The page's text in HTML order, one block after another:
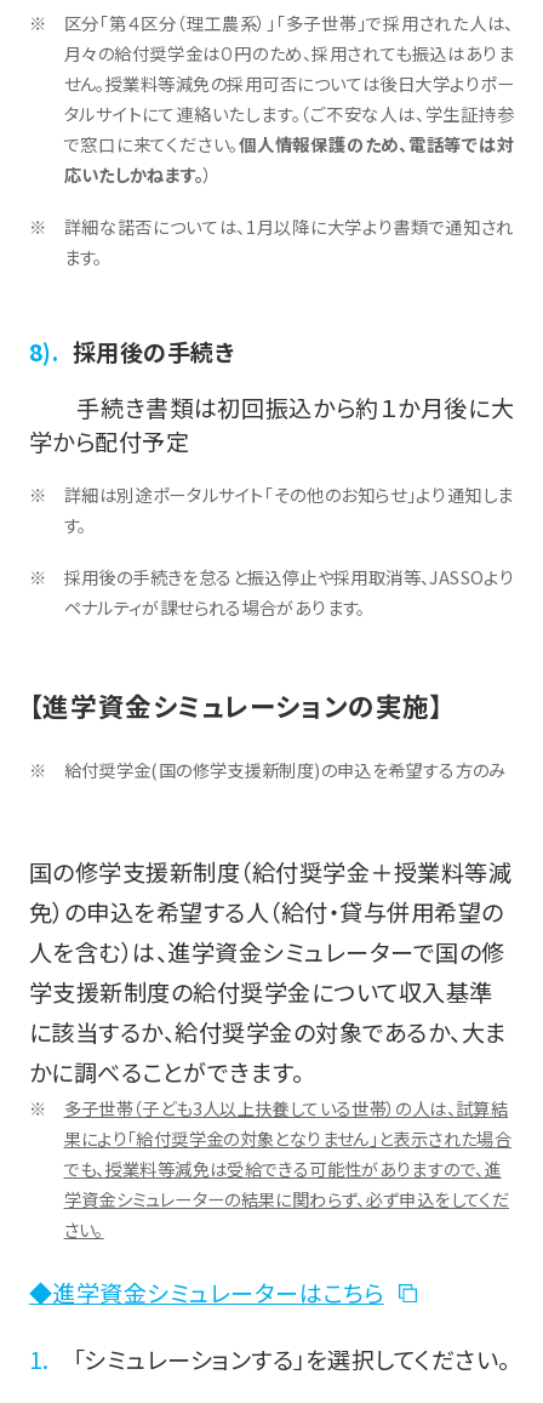
区分「第４区分（理工農系）」「多子世帯」で採用された人は、
月々の給付奨学金は０円のため、採用されても振込はありま
せん。授業料等減免の採用可否については後日大学よりポー
タルサイトにて連絡いたします。（ご不安な人は、学生証持参
で窓口に来てください。個人情報保護のため、電話等では対
応いたしかねます。）
詳細な諾否については、1月以降に大学より書類で通知され
ます。
採用後の手続き
手続き書類は初回振込から約１か月後に大
学から配付予定
詳細は別途ポータルサイト「その他のお知らせ」より通知しま
す。
採用後の手続きを怠ると振込停止や採用取消等、JASSOより
ペナルティが課せられる場合があります。
【進学資金シミュレーションの実施】
給付奨学金(国の修学支援新制度)の申込を希望する方のみ
国の修学支援新制度（給付奨学金＋授業料等減
免）の申込を希望する人（給付・貸与併用希望の
人を含む）は、進学資金シミュレーターで国の修
学支援新制度の給付奨学金について収入基準
に該当するか、給付奨学金の対象であるか、大ま
かに調べることができます。
多子世帯（子ども3人以上扶養している世帯）の人は、試算結
果により「給付奨学金の対象となりません」と表示された場合
でも、授業料等減免は受給できる可能性がありますので、進
学資金シミュレーターの結果に関わらず、必ず申込をしてくだ
さい。
◆進学資金シミュレーターはこちら
「シミュレーションする」を選択してください。